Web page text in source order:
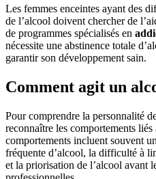
Les femmes enceintes ayant des
de l’alcool doivent chercher de
de programmes spécialisés en
nécessite une abstinence totale
garantir son développement sain.
Comment agit un
Pour comprendre la personnalité
reconnaître les comportements liés
comportements incluent souvent
fréquente d’alcool, la difficulté à
et la priorisation de l’alcool avant